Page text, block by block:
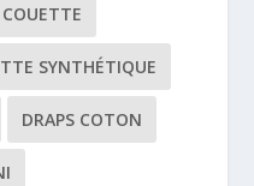
COUETTE
SYNTHÉTIQUE
DRAPS COTON